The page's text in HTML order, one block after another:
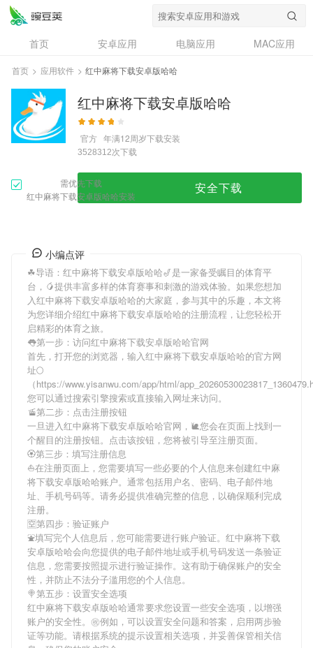
首页 安卓应用 电脑应用
MAC应用
资讯
专题
问答
首页 > 应用软件 > 红中麻将下载安卓版哈哈
红中麻将下载安卓版哈哈
官方 年满12周岁下载安装
3528312次下载
需优先下载
红中麻将下载安卓版哈哈安装
安全下载
小编点评
☘导语： 红中麻将下载安卓版哈哈🎷是一家备受瞩目的体育平
台，🥭提供丰富多样的体育赛事和刺激的游戏体验。如果您想加
入红中麻将下载安卓版哈哈的大家庭，参与其中的乐趣，本文将
为您详细介绍红中麻将下载安卓版哈哈的注册流程，让您轻松开
启精彩的体育之旅。
👅第一步：访问红中麻将下载安卓版哈哈官网
首先，打开您的浏览器，输入红中麻将下载安卓版哈哈的官方网
址🌕
（https://www.yisanwu.com/app/html/
您可以通过搜索引擎搜索或直接输入网址来访问。
🚡第二步：点击注册按钮
一旦进入红中麻将下载安卓版哈哈官网，🐌您会在页面上找到一
个醒目的注册按钮。点击该按钮，您将被引导至注册页面。
🏵第三步：填写注册信息
⛵️在注册页面上，您需要填写一些必要的个人信息来创建红中麻
将下载安卓版哈哈账户。通常包括用户名、密码、电子邮件地
址、手机号码等。请务必提供准确完整的信息，以确保顺利完成
注册。
🈳第四步：验证账户
⛲填写完个人信息后，您可能需要进行账户验证。 红中麻将下载
安卓版哈哈会向您提供的电子邮件地址或手机号码发送一条验证
信息，您需要按照提示进行验证操作。这有助于确保账户的安全
性，并防止不法分子滥用您的个人信息。
🍭第五步：设置安全选项
红中麻将下载安卓版哈哈通常要求您设置一些安全选项，以增强
账户的安全性。㊗例如，可以设置安全问题和答案，启用两步验
证等功能。请根据系统的提示设置相关选项，并妥善保管相关信